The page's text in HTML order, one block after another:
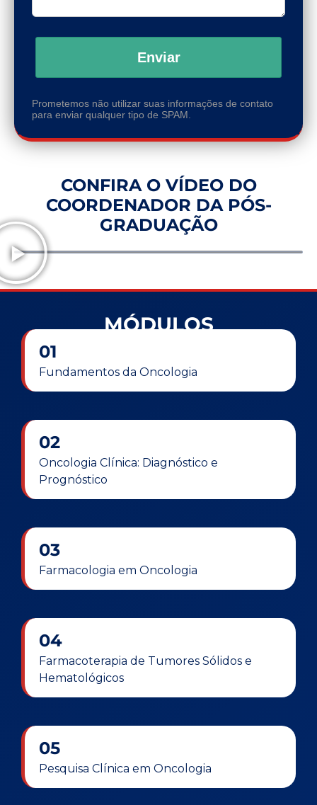
Enviar
Prometemos não utilizar suas informações de contato
para enviar qualquer tipo de SPAM.
CONFIRA O VÍDEO DO
COORDENADOR DA PÓS-
GRADUAÇÃO
MÓDULOS
01
Fundamentos da Oncologia
02
Oncologia Clínica: Diagnóstico e
Prognóstico
03
Farmacologia em Oncologia
04
Farmacoterapia de Tumores Sólidos e
Hematológicos
05
Pesquisa Clínica em Oncologia